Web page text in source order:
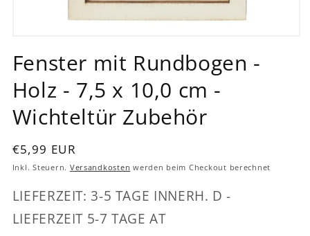
in
Modal
öffnen
Fenster mit Rundbogen -
Holz - 7,5 x 10,0 cm -
Wichteltür Zubehör
Normaler
Preis
€5,99 EUR
Inkl. Steuern. Versandkosten werden beim Checkout berechnet
LIEFERZEIT: 3-5 TAGE INNERH. D -
LIEFERZEIT 5-7 TAGE AT